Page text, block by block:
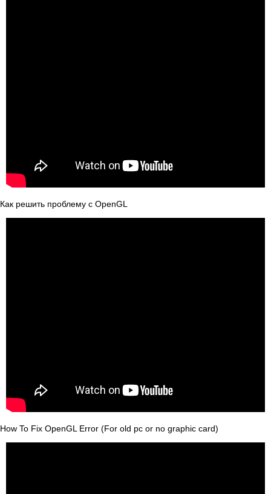
Как решить проблему с OpenGL
How To Fix OpenGL Error (For old pc or no graphic card)